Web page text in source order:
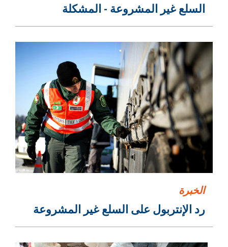
السلع غير المشروعة - المشكلة
الخبرة
رد الإنتربول على السلع غير المشروعة